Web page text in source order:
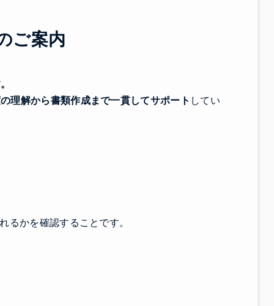
ご案内
理解から書類作成まで一貫してサポート してい
るかを確認することです。